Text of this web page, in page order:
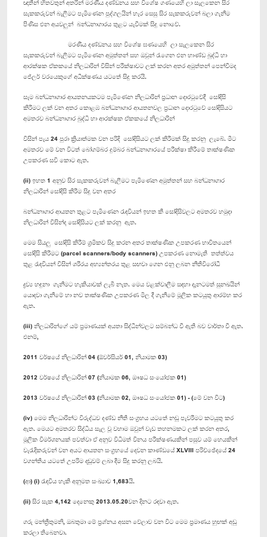
ඥාතීන් හිතවතුන් අතරින් මරණීය දණ්ඩනය සහ විශේෂ ගණයෙහි ලා සැලකෙන සිර
සැකකරුවන් බැලීමට පැමිණෙන පුද්ගලයින් හැර සෙසු සිර සැකකරුවන් බලා ගැනීම
පිණිස එන අයවලුන් බන්ධනාගාරය තුළට යැවීමක් සිදු නොවේ.
මරණීය දණ්ඩනය සහ විශේෂ ඝණයෙහි ලා සැලකෙන සිර
සැකකරුවන් බැලීමට පැමිණෙන අමුත්තන් සහ ඔවුන් රැගෙන එන භාණ්ඩ බුද්ධි හා
ආරක්ෂක ඒකකයේ නිලධාරින් විසින් පරීක්ෂාවට ලක් කරන අතර අමුත්තන් පෙන්වීමද
ජේලර් වරයෙකුගේ අධීක්ෂණය යටතේ සිදු කරයි.
සෑම බන්ධනාගාර ආයතනයකටම පැමිණෙන නිලධාරින් ප්‍රධාන දොරටුවේදී සෝදිසි
කිරීමට ලක් වන අතර කොළඹ බන්ධනාගාර ආයතනවල ප්‍රධාන දොරටුවේ සෝදිසියට
අමතරව බන්ධනාගාර බුද්ධි හා ආරක්ෂක ඒකකයේ නිලධාරින්
විසින් පැය 24 පුරා ක්‍රියාත්මක වන පරිදි සෝදිසියට ලක් කිරීමක් සිදු කරනු ලැබේ. මීට
අමතරව මේ වන විටත් බෝගම්බර දුම්බර බන්ධනාගාරයේ පරීක්ෂා කිරීමේ තාක්ෂණික
උපකරණ සවි කොට ඇත.
(ii) ඉහත 1 අනුව සිර සැකකරුවන් බැලීමට පැමිණෙන අමුත්තන් සහ බන්ධනාගාර
නිලධාරින් සෝදිසි කිරීම සිදු වන අතර
බන්ධනාගාර ආයතන තුළට පැමිණෙන රැඳවියන් ඉහත කී සෝදිසිවලට අමතරව හමුදා
නිලධාරින් විසින්ද සෝදිසියට ලක් කරනු ඇත.
මෙම සියලු සෝදිසි කිරීම් ශ්‍රමිකව සිදු කරන අතර තාක්ෂණික උපකරණ භාවිතයෙන්
සෝදිසි කිරීමට (parcel scanners/body scanners) උපකරණ නොමැති තත්ත්වය
තුළ රැඳවියන් විසින් ශරීරය අභ්‍යන්තරය තුළ සඟවා ගෙන එනු ලබන නීතිවිරෝධී
ද්‍රව්‍ය හඳුනා ගැනීමට හැකියාවක් ලැබී නැත. මෙය වළක්වාලීම සඳහා දැනටමත් සුනඛයින්
යොදවා ගැනීමේ හා නව තාක්ෂණික උපකරණ මිල දී ගැනීමේ මූලික කටයුතු ආරම්භ කර
ඇත.
(iii) නිලධාරින්ගේ යම් ප්‍රමාණයක් අයතා සිද්ධීන්වලට සම්බන්ධ වී ඇති බව වාර්තා වී ඇත.
එනම්,
2011 වර්ෂයේ නිලධාරින් 04 (ඕවර්සියර් 01, නියාමක 03)
2012 වර්ෂයේ නිලධාරින් 07 (නියාමක 06, ඖෂධ සංයෝජක 01)
2013 වර්ෂයේ නිලධාරින් 03 (නියාමක 02, ඖෂධ සංයෝජක 01) - (මේ වන විට)
(iv) මෙම නිලධාරින්ට විරුද්ධව දණ්ඩ නීති සංග්‍රහය යටතේ නඩු පැවරීමට කටයුතු කර
ඇත. මෙයට අමතරව සිද්ධිය සැල වූ වහාම ඔවුන් වැඩ තහනමකට ලක් කරන අතර,
මූලික විමර්ශනයක් පවත්වා ඒ අනුව විධිමත් විනය පරීක්ෂණයකින් පසුව යම් හෙයකින්
වැරැදිකරුවන් වන අයට ආයතන සංග්‍රහයේ දෙවන කාණ්ඩයේ XLVIII පරිච්ඡේදයේ 24
වගන්තිය යටතේ උපරිම දඬුවම් ලබා දීම සිදු කරනු ලබයි.
(ආ) (i) රැඳවිය හැකි අනුමත සංඛ්‍යාව 1,683යි.
(ii) සිර සැක 4,142 දෙනෙකු 2013.05.20වන දිනට රඳවා ඇත.
ගරු මන්ත්‍රීතුමනි, ඔබතුමා මේ ප්‍රශ්නය අසන වේලාව වන විට මෙම ප්‍රමාණය හුඟක් අඩු
කරලා තිබෙනවා.